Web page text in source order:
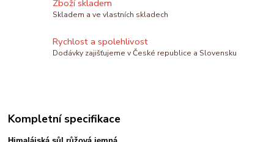
Zboží skladem
Skladem a ve vlastních skladech
Rychlost a spolehlivost
Dodávky zajišťujeme v České republice a Slovensku
Kompletní specifikace